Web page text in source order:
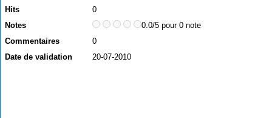
Hits
0
Notes
0.0/5 pour 0 note
Commentaires
0
Date de validation
20-07-2010